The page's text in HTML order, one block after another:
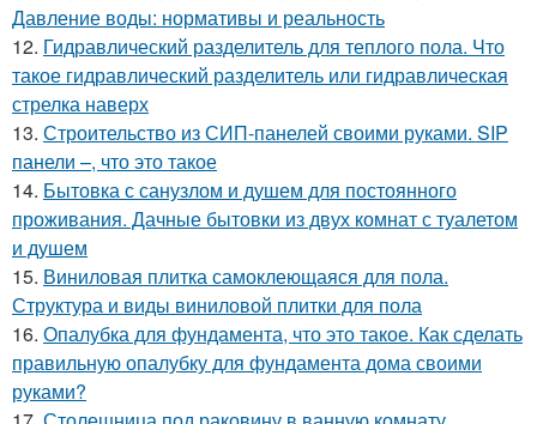
Давление воды: нормативы и реальность
12. Гидравлический разделитель для теплого пола. Что
такое гидравлический разделитель или гидравлическая
стрелка наверх
13. Строительство из СИП-панелей своими руками. SIP
панели –, что это такое
14. Бытовка с санузлом и душем для постоянного
проживания. Дачные бытовки из двух комнат с туалетом
и душем
15. Виниловая плитка самоклеющаяся для пола.
Структура и виды виниловой плитки для пола
16. Опалубка для фундамента, что это такое. Как сделать
правильную опалубку для фундамента дома своими
руками?